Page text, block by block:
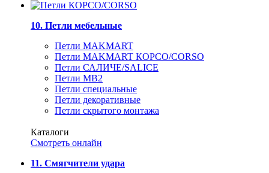
10. Петли мебельные
Петли MAKMART
Петли MAKMART КОРСО/CORSO
Петли САЛИЧЕ/SALICE
Петли MB2
Петли специальные
Петли декоративные
Петли скрытого монтажа
Каталоги
Смотреть онлайн
11. Смягчители удара